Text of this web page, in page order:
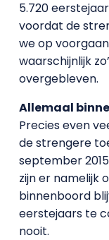
5.720
voordat de
we op
waarschijnlijk
overgebleven.
Allemaal
Precies even
de strengere
september
zijn er namelijk
binnenboord
eerstejaars te
nooit.